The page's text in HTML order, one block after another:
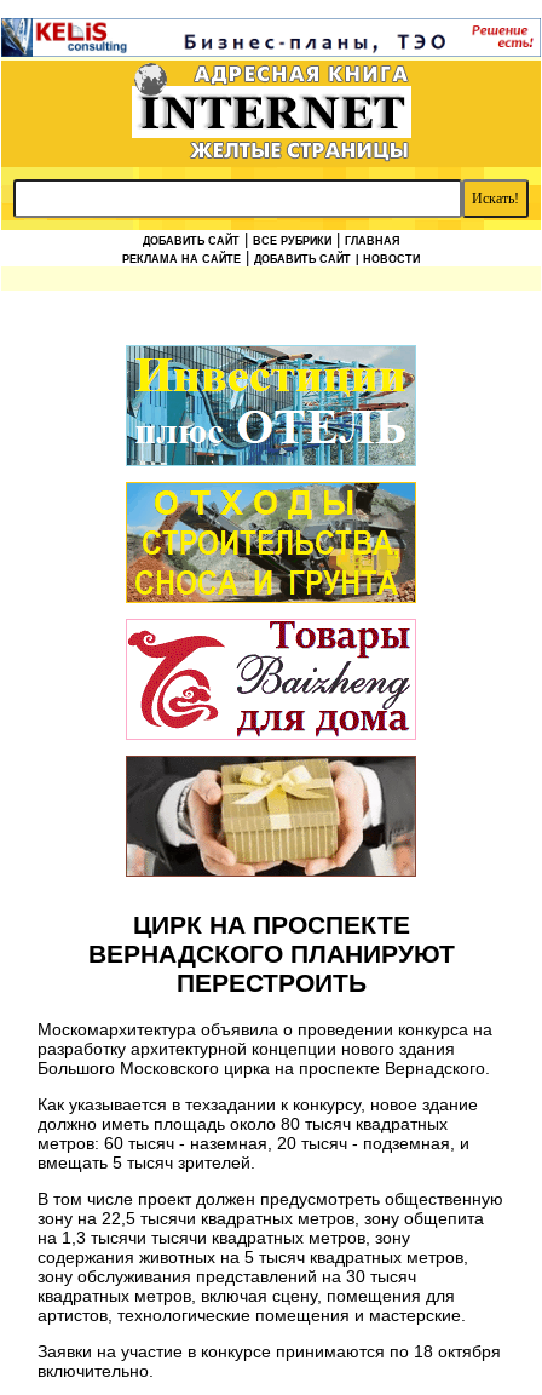
ДОБАВИТЬ САЙТ ВСЕ РУБРИКИ
ГЛАВНАЯ
РЕКЛАМА НА САЙТЕ
ДОБАВИТЬ САЙТ | НОВОСТИ
ЦИРК НА ПРОСПЕКТЕ
ВЕРНАДСКОГО ПЛАНИРУЮТ
ПЕРЕСТРОИТЬ
Москомархитектура объявила о проведении конкурса на
разработку архитектурной концепции нового здания
Большого Московского цирка на проспекте Вернадского.
Как указывается в техзадании к конкурсу, новое здание
должно иметь площадь около 80 тысяч квадратных
метров: 60 тысяч - наземная, 20 тысяч - подземная, и
вмещать 5 тысяч зрителей.
В том числе проект должен предусмотреть общественную
зону на 22,5 тысячи квадратных метров, зону общепита
на 1,3 тысячи тысячи квадратных метров, зону
содержания животных на 5 тысяч квадратных метров,
зону обслуживания представлений на 30 тысяч
квадратных метров, включая сцену, помещения для
артистов, технологические помещения и мастерские.
Заявки на участие в конкурсе принимаются по 18 октября
включительно.